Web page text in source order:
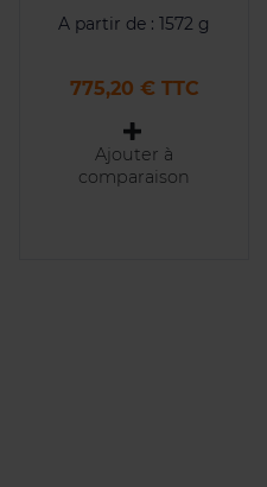
A partir de : 1572 g
Prix
775,20 € TTC
Ajouter à
comparaison